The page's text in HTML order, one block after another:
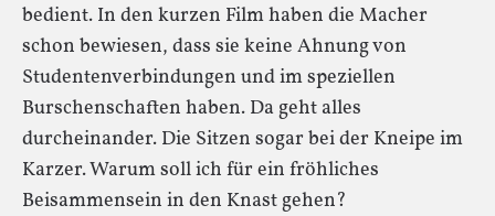
bedient. In den kurzen Film haben die Macher
schon bewiesen, dass sie keine Ahnung von
Studentenverbindungen und im speziellen
Burschenschaften haben. Da geht alles
durcheinander. Die Sitzen sogar bei der Kneipe im
Karzer. Warum soll ich für ein fröhliches
Beisammensein in den Knast gehen?